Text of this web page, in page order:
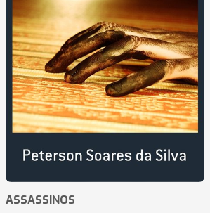
ASSASSINOS